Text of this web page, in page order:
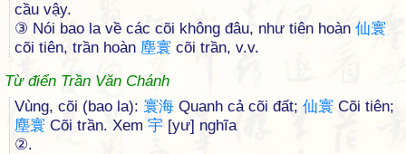
cầu vậy.
③ Nói bao la về các cõi không đâu, như tiên hoàn 仙寰
cõi tiên, trần hoàn 塵寰 cõi trần, v.v.
Từ điển Trần Văn Chánh
Vùng, cõi (bao la): 寰海 Quanh cả cõi đất; 仙寰 Cõi tiên;
塵寰 Cõi trần. Xem 宇 [yư] nghĩa
②.